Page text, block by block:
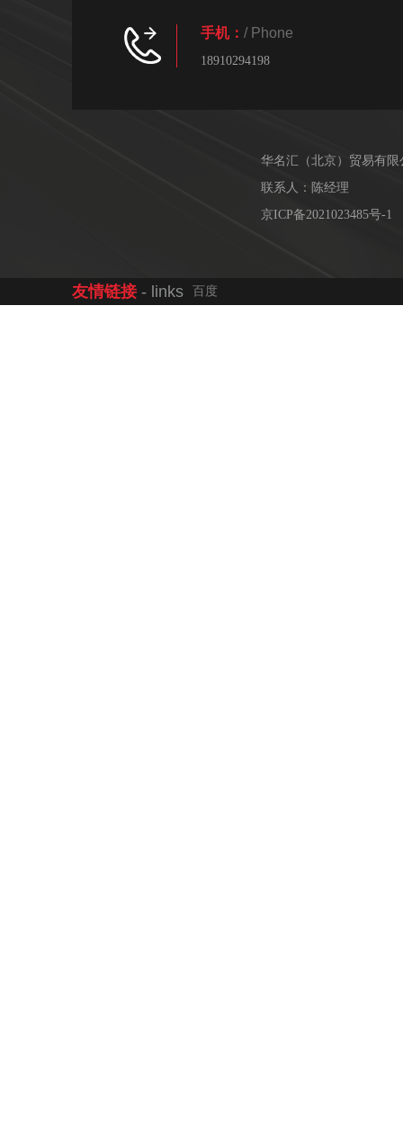
手机： / Phone
18910294198
华名汇（北京）贸易有限
联系人：陈经理
京ICP备2021023485号-1
友情链接 - links 百度